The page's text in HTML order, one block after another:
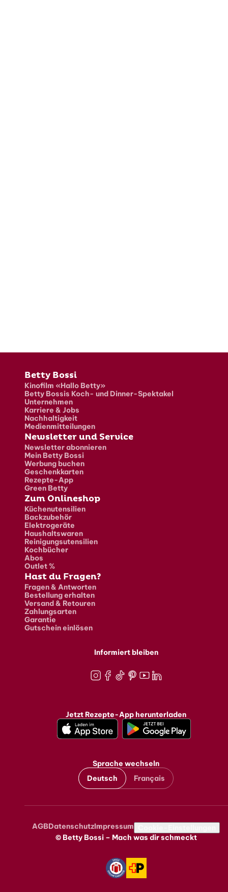
Fusszeile
Betty Bossi
Kinofilm «Hallo Betty»
Betty Bossis Koch- und Dinner-Spektakel
Unternehmen
Karriere & Jobs
Nachhaltigkeit
Medienmitteilungen
Newsletter und Service
Newsletter abonnieren
Mein Betty Bossi
Werbung buchen
Geschenkkarten
Rezepte-App
Green Betty
Zum Onlineshop
Küchenutensilien
Backzubehör
Elektrogeräte
Haushaltswaren
Reinigungsutensilien
Kochbücher
Abos
Outlet %
Hast du Fragen?
Fragen & Antworten
Bestellung erhalten
Versand & Retouren
Zahlungsarten
Garantie
Gutschein einlösen
Informiert bleiben
Jetzt Rezepte-App herunterladen
Sprache wechseln
Deutsch
Français
Metanavigation
AGBDatenschutzImpressum
© Betty Bossi – Mach was dir schmeckt